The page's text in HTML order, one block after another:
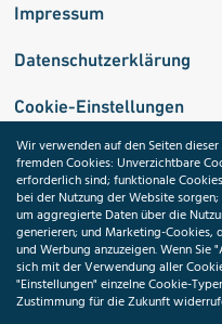
Impressum
Datenschutzerklärung
Cookie-Einstellungen
Wir verwenden auf den Seiten
fremden Cookies: Unverzichtbare
erforderlich sind; funktionale
bei der Nutzung der Website
um aggregierte Daten über die
generieren; und Marketing-
und Werbung anzuzeigen. Wenn Sie
sich mit der Verwendung aller
"Einstellungen" einzelne Cookie-
Zustimmung für die Zukunft